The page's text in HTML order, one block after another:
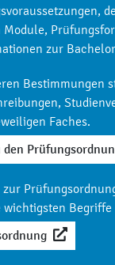
Module,
zur
Bestimmungen
Faches.
den
zur
Begriffe